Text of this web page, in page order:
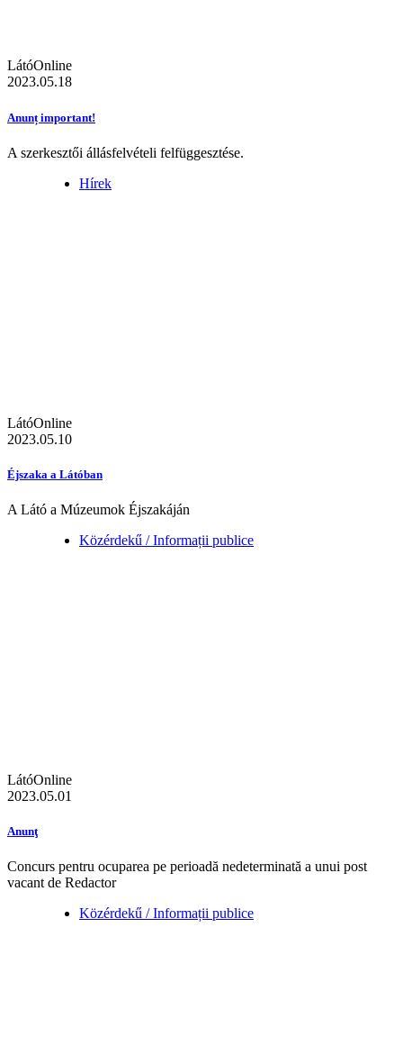
LátóOnline
2023.05.18
Anunț important!
A szerkesztői állásfelvételi felfüggesztése.
Hírek
LátóOnline
2023.05.10
Éjszaka a Látóban
A Látó a Múzeumok Éjszakáján
Közérdekű / Informații publice
LátóOnline
2023.05.01
Anunţ
Concurs pentru ocuparea pe perioadă nedeterminată a unui post
vacant de Redactor
Közérdekű / Informații publice